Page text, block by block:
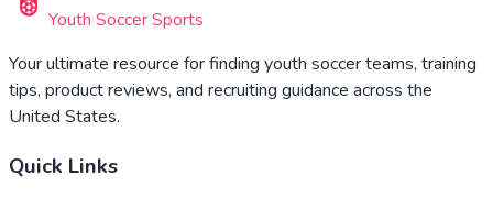
Youth Soccer Sports
Your ultimate resource for finding youth soccer teams, training
tips, product reviews, and recruiting guidance across the
United States.
Quick Links